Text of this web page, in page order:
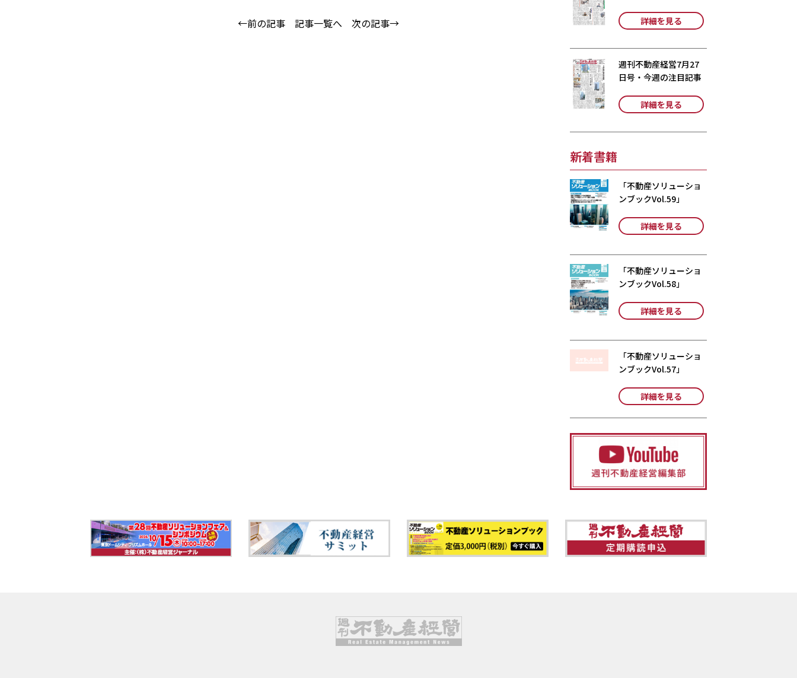
←前の記事 記事一覧へ 次の記事→ 詳細を見る
週刊不動産経営7月27
日号・今週の注目記事
詳細を見る
新着書籍
「不動産ソリューショ
ンブックVol.59」
詳細を見る
「不動産ソリューショ
ンブックVol.58」
詳細を見る
「不動産ソリューショ
ンブックVol.57」
詳細を見る